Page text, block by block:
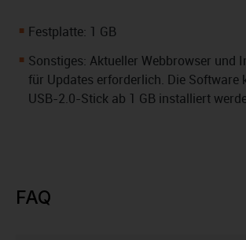
Festplatte: 1 GB
Sonstiges: Aktueller Webbrowser und
für Updates erforderlich. Die Software
USB-2.0-Stick ab 1 GB installiert
FAQ